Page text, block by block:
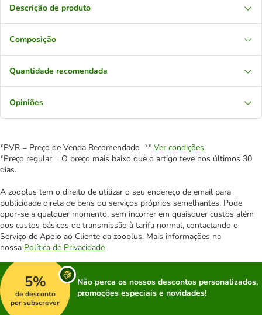
Descrição de produto
Composição
Quantidade recomendada
Opiniões
*PVR = Preço de Venda Recomendado ** Ver condições
*Preço regular = O preço mais baixo que o artigo teve nos últimos 30
dias.
A zooplus tem o direito de utilizar o seu endereço de email para
publicidade direta de bens ou serviços próprios semelhantes. Pode
opor-se a qualquer momento, sem incorrer em quaisquer custos além
dos custos básicos de transmissão à tarifa normal, contactando o
Serviço de Apoio ao Cliente da zooplus. Mais informações na
nossa Política de Privacidade
5%
de desconto
por subscrever
Não perca os nossos descontos personalizados,
promoções especiais e novidades!